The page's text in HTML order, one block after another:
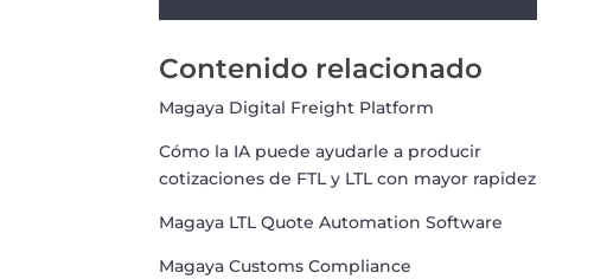
Contenido relacionado
Magaya Digital Freight Platform
Cómo la IA puede ayudarle a producir
cotizaciones de FTL y LTL con mayor rapidez
Magaya LTL Quote Automation Software
Magaya Customs Compliance